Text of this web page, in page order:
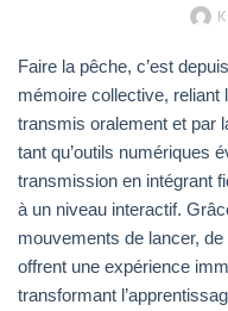
Faire la pêche, c’est
mémoire collective, reliant
transmis oralement et par
tant qu’outils numériques
transmission en intégrant
à un niveau interactif.
mouvements de lancer,
offrent une expérience
transformant